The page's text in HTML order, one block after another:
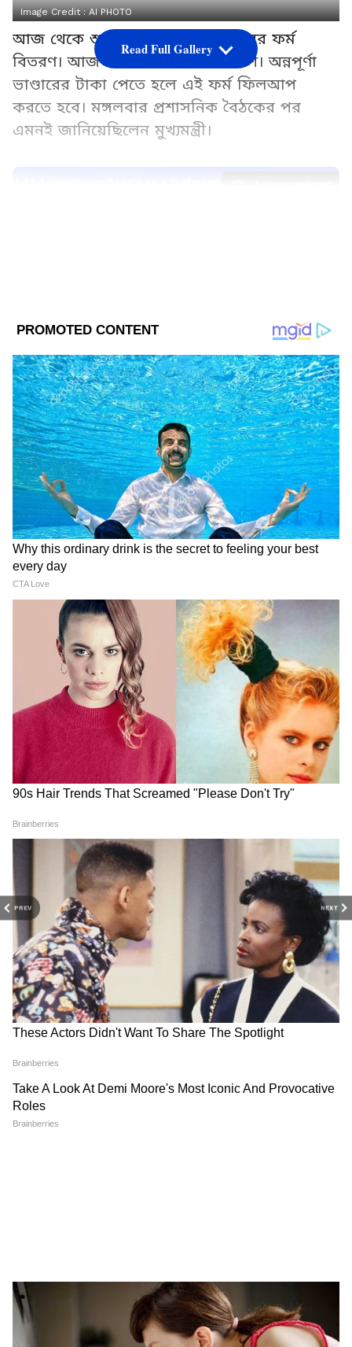
PREV NEXT
Image Credit :AI PHOTO
আজ থেকে শুরু হচ্ছে অন্নপূর্ণা ভাণ্ডারের ফর্ম
বিতরণ। আজ বিকেলে হবে ফর্ম প্রকাশ। অন্নপূর্ণা
ভাণ্ডারের টাকা পেতে হলে এই ফর্ম ফিলআপ
করতে হবে। মঙ্গলবার প্রশাসনিক বৈঠকের পর
এমনই জানিয়েছিলেন মুখ্যমন্ত্রী।
Image Credit :Asianet News
তবে, এখনই মিলবে না অন্নপূর্ণা ভাণ্ডারের ৩ হাজার।
এই ভাতা দেওয়ার নিয়মে এসেছে বদল। মিলল
এমনই ইঙ্গিত। আপাতত চলবে লক্ষ্মীর ভাণ্ডার।
প্রসঙ্গত, মমতা সরকার চালু করেছিল এই লক্ষ্মীর
ভাণ্ডার। যার দ্বারা সাধারণ জাতির মহিলার মাসে
পেতেন ১৫০০ টাকা। তপশিলি মহিলারা পেতেন
১৭০০ টাকা
Related Articles
Yuva shakti Scheme: ভাতা পেতে অনলাইনে
প্রক্রিয়া
Annapurna Bhandar: আজ থেকে শুরু হচ্ছে
অন্নপূর্ণা ভাণ্ডারের ফর্ম ফিলআপ, ভাতা পেতে কী
করণীয়, জানালেন খোদ মুখ্যমন্ত্রী
Image Credit :Asianet News
মুখ্যমন্ত্রী বলেন, বুধবার বিকেলে নবান্ন থেকে তিনি
ও অগ্নিমিত্রা পল ফর্ম প্রকাশ করবেন। এনরোলমেন্ট
Read Full Gallery